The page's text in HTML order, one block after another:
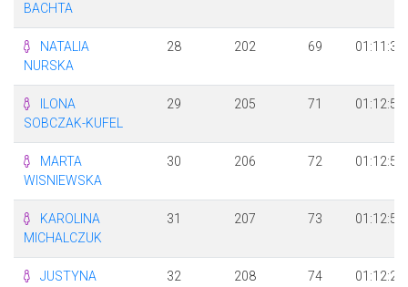
BACHTA
NATALIA
NURSKA
28 202 69 01:11:30
ILONA
SOBCZAK-KUFEL
29 205 71 01:12:57
MARTA
WISNIEWSKA
30 206 72 01:12:58
KAROLINA
MICHALCZUK
31 207 73 01:12:59
JUSTYNA
32 208 74 01:12:21